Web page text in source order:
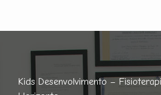
Kids Desenvolvimento –